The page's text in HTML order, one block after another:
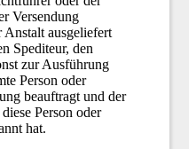
Versendung
Anstalt ausgeliefert
Spediteur, den
zur Ausführung
Person oder
beauftragt und der
Person oder
hat.